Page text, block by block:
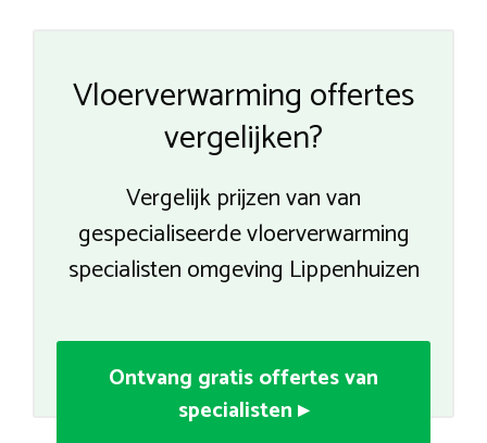
Vloerverwarming offertes
vergelijken?
Vergelijk prijzen van van
gespecialiseerde vloerverwarming
specialisten omgeving Lippenhuizen
Ontvang gratis offertes van
specialisten ▸